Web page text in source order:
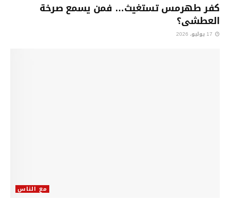
كفر طهرمس تستغيث… فمن يسمع صرخة
العطشى؟
مع الناس